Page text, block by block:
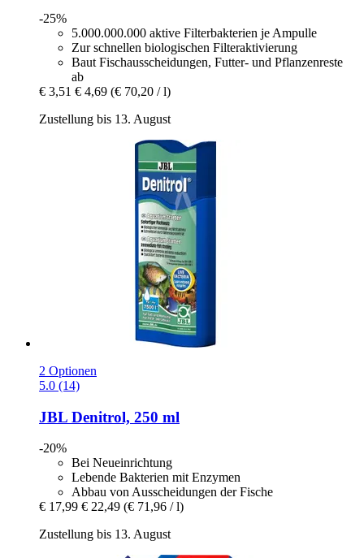
-25%
5.000.000.000 aktive Filterbakterien je Ampulle
Zur schnellen biologischen Filteraktivierung
Baut Fischausscheidungen, Futter- und Pflanzenreste
ab
€ 3,51 € 4,69 (€ 70,20 / l)
Zustellung bis 13. August
2 Optionen
5.0 (14)
JBL Denitrol, 250 ml
-20%
Bei Neueinrichtung
Lebende Bakterien mit Enzymen
Abbau von Ausscheidungen der Fische
€ 17,99 € 22,49 (€ 71,96 / l)
Zustellung bis 13. August